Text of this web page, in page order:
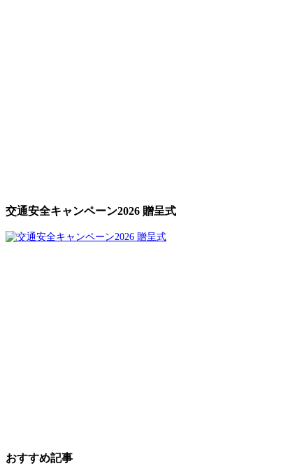
交通安全キャンペーン2026 贈呈式
おすすめ記事